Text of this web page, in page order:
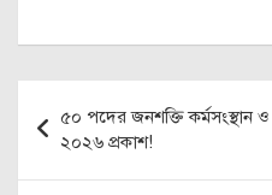
navigation
৫০ পদের জনশক্তি কর্মসংস্থান ও
২০২৬ প্রকাশ!